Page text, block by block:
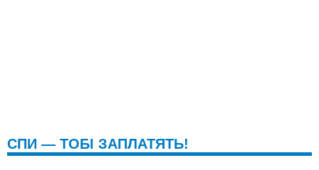
СПИ — ТОБІ ЗАПЛАТЯТЬ!